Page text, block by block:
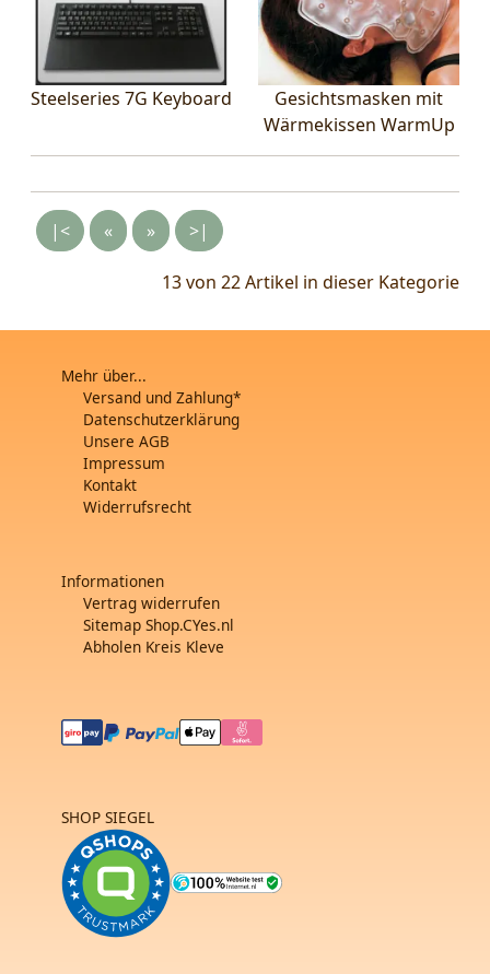
Steelseries 7G Keyboard
Gesichtsmasken mit
Wärmekissen WarmUp
|< « » >|
13 von 22Artikel in dieser Kategorie
Mehr über...
Versand und Zahlung*
Datenschutzerklärung
Unsere AGB
Impressum
Kontakt
Widerrufsrecht
Informationen
Vertrag widerrufen
Sitemap Shop.CYes.nl
Abholen Kreis Kleve
SHOP SIEGEL